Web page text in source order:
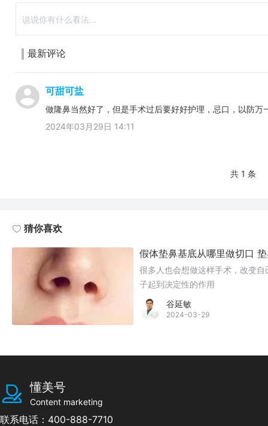
最新评论
可甜可盐
做隆鼻当然好了，但是手术过后要好好护理，忌口，以防万
2024年03月29日 14:11
共 1 条
猜你喜欢
假体垫鼻基底从哪里做切口
很多人也会想做这样手术，改变
子起到决定性的作用
谷延敏
2024-03-29
懂美号
Content marketing
联系电话：400-888-7710